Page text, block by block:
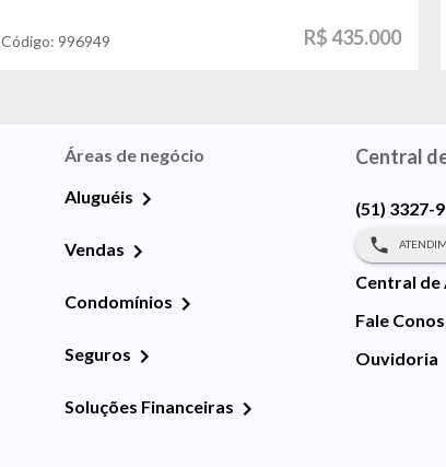
Código:996949 R$ 435.000
Áreas de negócio
Aluguéis
Vendas
Condomínios
Seguros
Soluções Financeiras
Central
(51) 3327-
Central de
Fale
Ouvidoria